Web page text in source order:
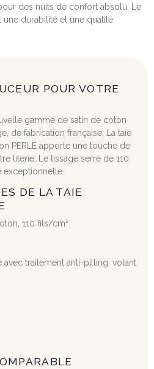
des nuits de confort absolu. Le
durabilité et une qualité
POUR VOTRE
gamme de satin de coton
de fabrication française. La taie
PERLE apporte une touche de
literie. Le tissage serré de 110
exceptionnelle.
DE LA TAIE
110 fils/cm²
avec traitement anti-pilling, volant